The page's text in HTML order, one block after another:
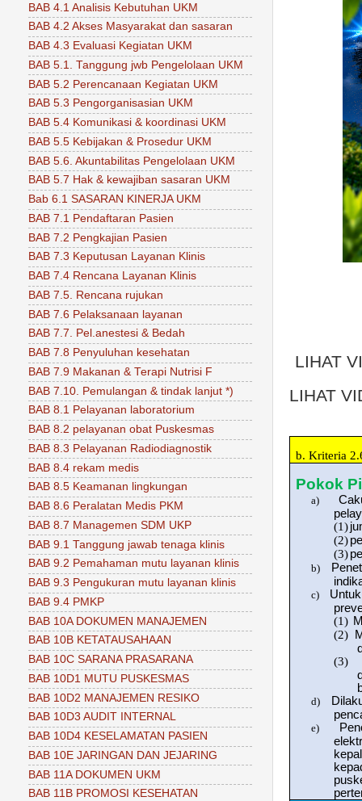
LIHAT
LIHAT
b. Kriteria
Pokok
a)
(1)
(2)
(3)
b)
c)
(1)
(2)
(3)
d)
e)
BAB 4.1 Analisis Kebutuhan UKM
BAB 4.2 Akses Masyarakat dan sasaran
BAB 4.3 Evaluasi Kegiatan UKM
BAB 5.1. Tanggung jwb Pengelolaan UKM
BAB 5.2 Perencanaan Kegiatan UKM
BAB 5.3 Pengorganisasian UKM
BAB 5.4 Komunikasi & koordinasi UKM
BAB 5.5 Kebijakan & Prosedur UKM
BAB 5.6. Akuntabilitas Pengelolaan UKM
BAB 5.7 Hak & kewajiban sasaran UKM
Bab 6.1 SASARAN KINERJA UKM
BAB 7.1 Pendaftaran Pasien
BAB 7.2 Pengkajian Pasien
BAB 7.3 Keputusan Layanan Klinis
BAB 7.4 Rencana Layanan Klinis
BAB 7.5. Rencana rujukan
BAB 7.6 Pelaksanaan layanan
BAB 7.7. Pel.anestesi & Bedah
BAB 7.8 Penyuluhan kesehatan
BAB 7.9 Makanan & Terapi Nutrisi F
BAB 7.10. Pemulangan & tindak lanjut *)
BAB 8.1 Pelayanan laboratorium
BAB 8.2 pelayanan obat Puskesmas
BAB 8.3 Pelayanan Radiodiagnostik
BAB 8.4 rekam medis
BAB 8.5 Keamanan lingkungan
BAB 8.6 Peralatan Medis PKM
BAB 8.7 Managemen SDM UKP
BAB 9.1 Tanggung jawab tenaga klinis
BAB 9.2 Pemahaman mutu layanan klinis
BAB 9.3 Pengukuran mutu layanan klinis
BAB 9.4 PMKP
BAB 10A DOKUMEN MANAJEMEN
BAB 10B KETATAUSAHAAN
BAB 10C SARANA PRASARANA
BAB 10D1 MUTU PUSKESMAS
BAB 10D2 MANAJEMEN RESIKO
BAB 10D3 AUDIT INTERNAL
BAB 10D4 KESELAMATAN PASIEN
BAB 10E JARINGAN DAN JEJARING
BAB 11A DOKUMEN UKM
BAB 11B PROMOSI KESEHATAN